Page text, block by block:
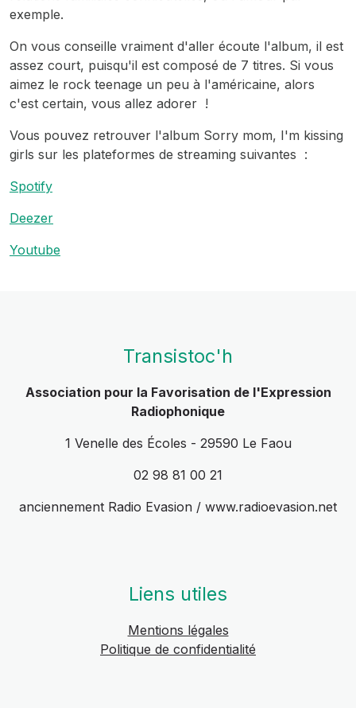
exemple.
On vous conseille vraiment d'aller écoute l'album, il est
assez court, puisqu'il est composé de 7 titres. Si vous
aimez le rock teenage un peu à l'américaine, alors
c'est certain, vous allez adorer !
Vous pouvez retrouver l'album Sorry mom, I'm kissing
girls sur les plateformes de streaming suivantes :
Spotify
Deezer
Youtube
Transistoc'h
Association pour la Favorisation de l'Expression
Radiophonique
1 Venelle des Écoles - 29590 Le Faou
02 98 81 00 21
anciennement Radio Evasion / www.radioevasion.net
Liens utiles
Mentions légales
Politique de confidentialité